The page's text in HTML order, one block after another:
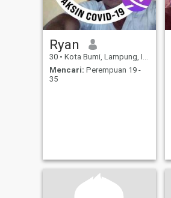
Ryan
30 • Kota Bumi, Lampung, Indonesia
Mencari: Perempuan 19 -
35